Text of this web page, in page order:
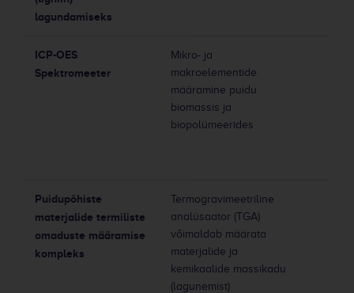
lagundamiseks
ICP-OES
Spektromeeter
Mikro- ja
makroelementide
määramine puidu
biomassis ja
biopolümeerides
Puidupõhiste
materjalide termiliste
omaduste määramise
kompleks
Termogravimeetriline
analüsaator (TGA)
võimaldab määrata
materjalide ja
kemikaalide massikadu
(lagunemist)